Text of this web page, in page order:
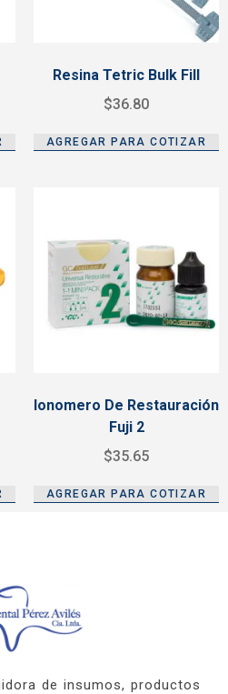
Resina Tetric Bulk Fill
$36.80
AGREGAR PARA COTIZAR
Ionomero De Restauración
Fuji 2
$35.65
AGREGAR PARA COTIZAR
de insumos, productos